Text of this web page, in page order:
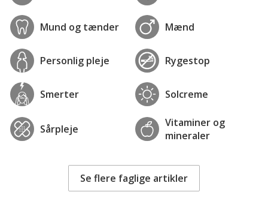
Mund og tænder Mænd
Personlig pleje Rygestop
Smerter Solcreme
Sårpleje
Vitaminer og
mineraler
Se flere faglige artikler